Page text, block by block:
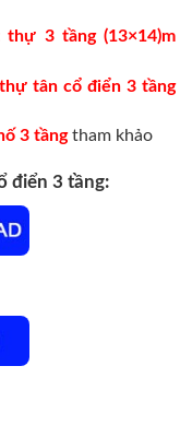
thự 3 tầng (13×14)m
tân cổ điển 3 tầng
3 tầngtham khảo
điển 3 tầng: